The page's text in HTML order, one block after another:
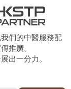
們的中醫服務配
推廣。
出一分力。